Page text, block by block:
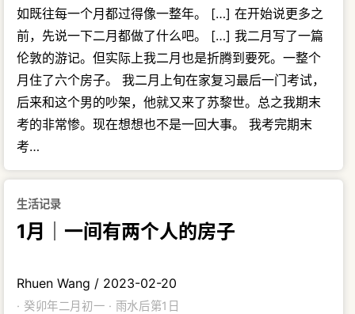
如既往每一个月都过得像一整年。 […] 在开始说更多之
前，先说一下二月都做了什么吧。 […] 我二月写了一篇
伦敦的游记。但实际上我二月也是折腾到要死。一整个
月住了六个房子。 我二月上旬在家复习最后一门考试，
后来和这个男的吵架，他就又来了苏黎世。总之我期末
考的非常惨。现在想想也不是一回大事。 我考完期末
考…
生活记录
1月｜一间有两个人的房子
Rhuen Wang / 2023-02-20
· 癸卯年二月初一 · 雨水后第1日